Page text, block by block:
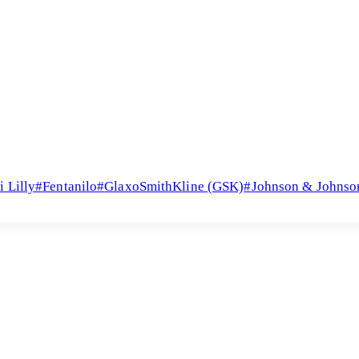
Lilly#Fentanilo#GlaxoSmithKline (GSK)#Johnson &